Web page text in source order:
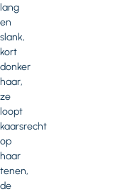
lang
en
slank,
kort
donker
haar,
ze
loopt
kaarsrecht
op
haar
tenen,
de